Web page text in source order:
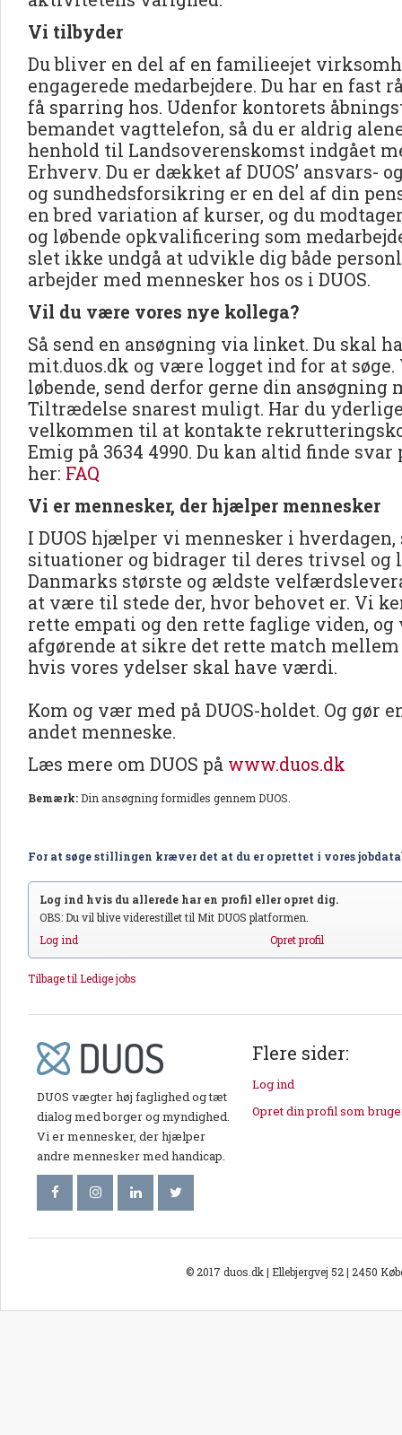
Vi tilbyder
Du bliver en del af en familieejet
engagerede medarbejdere. Du har en fast
få sparring hos. Udenfor kontorets
bemandet vagttelefon, så du er aldrig
henhold til Landsoverenskomst indgået
Erhverv. Du er dækket af DUOS’ ansvars-
og sundhedsforsikring er en del af din
en bred variation af kurser, og du
og løbende opkvalificering som
slet ikke undgå at udvikle dig både
arbejder med mennesker hos os i DUOS.
Vil du være vores nye kollega?
Så send en ansøgning via linket. Du skal
mit.duos.dk og være logget ind for at
løbende, send derfor gerne din ansøgning
Tiltrædelse snarest muligt. Har du
velkommen til at kontakte
Emig på 3634 4990. Du kan altid finde
her: FAQ
Vi er mennesker, der hjælper mennesker
I DUOS hjælper vi mennesker i
situationer og bidrager til deres trivsel og
Danmarks største og ældste
at være til stede der, hvor behovet er. Vi
rette empati og den rette faglige viden, og
afgørende at sikre det rette match mellem
hvis vores ydelser skal have værdi.
Kom og vær med på DUOS-holdet. Og gør
andet menneske.
Læs mere om DUOS på www.duos.dk
Bemærk:Din ansøgning formidles gennem DUOS.
For at søge stillingen kræver det at du er oprettet i vores
Log ind hvis du allerede har en profil eller opret dig.
OBS: Du vil blive viderestillet til Mit DUOS platformen.
Log ind
Opret profil
Tilbage til Ledige jobs
DUOS vægter høj faglighed og tæt
dialog med borger og myndighed.
Vi er mennesker, der hjælper
andre mennesker med handicap.
Flere sider:
Log ind
Opret din profil som
© 2017 duos.dk | Ellebjergvej 52 | 2450